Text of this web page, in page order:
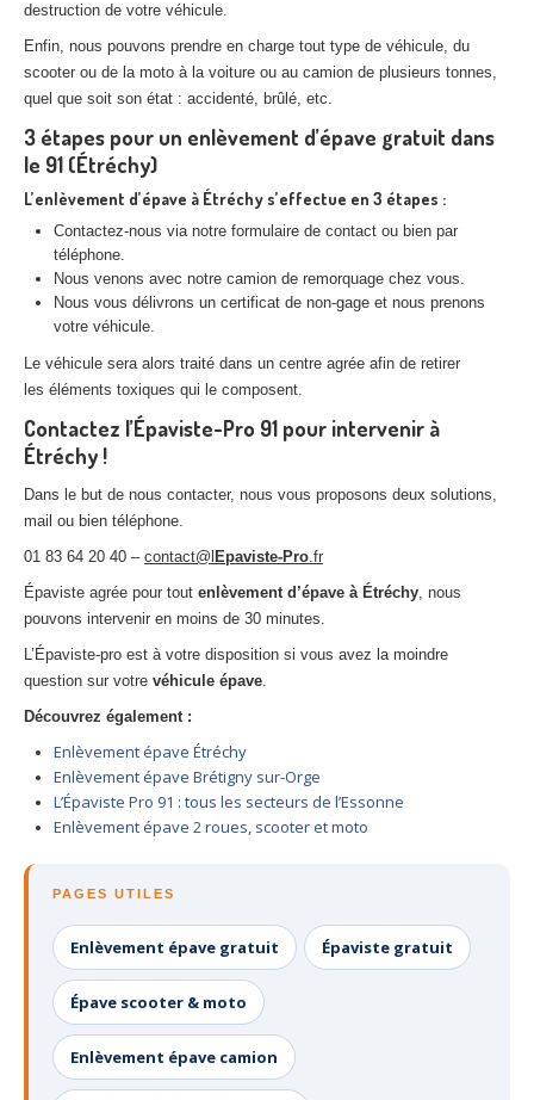
destruction de votre véhicule.
Enfin, nous pouvons prendre en charge tout type de véhicule, du
scooter ou de la moto à la voiture ou au camion de plusieurs tonnes,
quel que soit son état : accidenté, brûlé, etc.
3 étapes pour un enlèvement d’épave gratuit dans
le 91 (Étréchy)
L’enlèvement d’épave à Étréchy s’effectue en 3 étapes :
Contactez-nous via notre formulaire de contact ou bien par
téléphone.
Nous venons avec notre camion de remorquage chez vous.
Nous vous délivrons un certificat de non-gage et nous prenons
votre véhicule.
Le véhicule sera alors traité dans un centre agrée afin de retirer
les éléments toxiques qui le composent.
Contactez l’Épaviste-Pro 91 pour intervenir à
Étréchy !
Dans le but de nous contacter, nous vous proposons deux solutions,
mail ou bien téléphone.
01 83 64 20 40 – contact@l Epaviste-Pro.fr
Épaviste agrée pour tout enlèvement d’épave à Étréchy, nous
pouvons intervenir en moins de 30 minutes.
L’Épaviste-pro est à votre disposition si vous avez la moindre
question sur votre véhicule épave.
Découvrez également :
Enlèvement épave Étréchy
Enlèvement épave Brétigny sur-Orge
L’Épaviste Pro 91 : tous les secteurs de l’Essonne
Enlèvement épave 2 roues, scooter et moto
PAGES UTILES
Enlèvement épave gratuit Épaviste gratuit
Épave scooter & moto
Enlèvement épave camion